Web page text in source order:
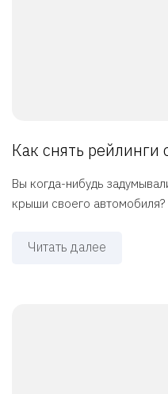
Как снять рейлинги
Вы когда-нибудь
крыши своего автомобиля?
Читать далее